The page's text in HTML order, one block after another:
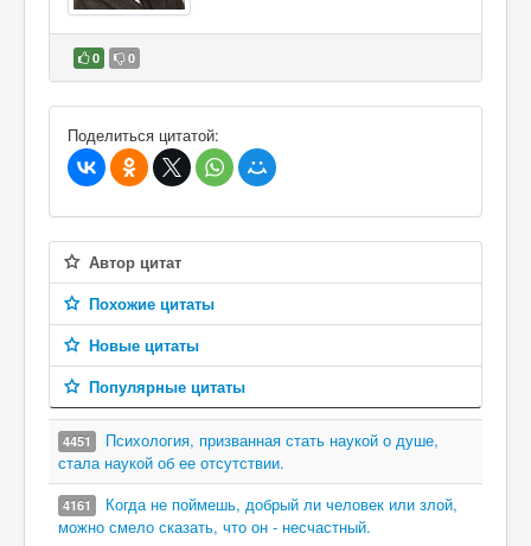
0 0
В избранное
Поделиться цитатой:
Автор цитат
Похожие цитаты
Новые цитаты
Популярные цитаты
4451
Психология, призванная стать наукой о душе,
стала наукой об ее отсутствии.
4161
Когда не поймешь, добрый ли человек или злой,
можно смело сказать, что он - несчастный.